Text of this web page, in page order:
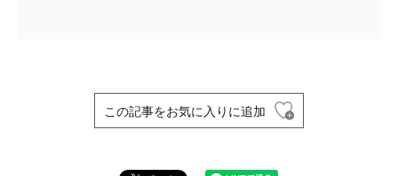
この記事をお気に入りに追加